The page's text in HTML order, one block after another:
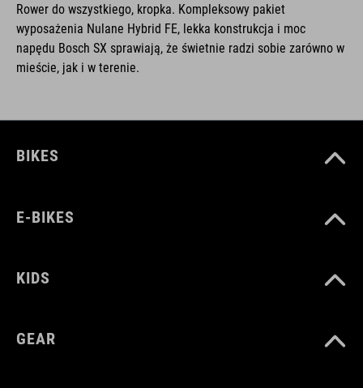
Rower do wszystkiego, kropka. Kompleksowy pakiet
wyposażenia Nulane Hybrid FE, lekka konstrukcja i moc
napędu Bosch SX sprawiają, że świetnie radzi sobie zarówno w
mieście, jak i w terenie.
BIKES
E-BIKES
KIDS
GEAR